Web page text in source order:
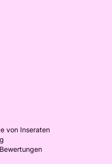
von Inseraten